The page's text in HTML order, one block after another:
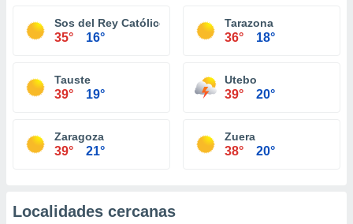
Sos del Rey Católico
35° 16°
Tarazona
36° 18°
Tauste
39° 19°
Utebo
39° 20°
Zaragoza
39° 21°
Zuera
38° 20°
Localidades cercanas